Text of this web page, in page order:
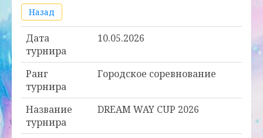
Назад
Дата
турнира
10.05.2026
Ранг
турнира
Городское соревнование
Название
турнира
DREAM WAY CUP 2026